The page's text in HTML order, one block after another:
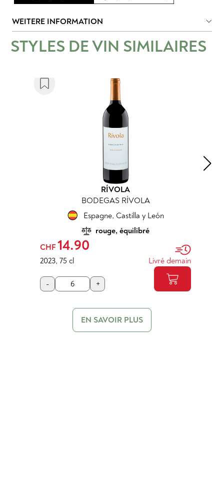
WEITERE INFORMATION
STYLES DE VIN SIMILAIRES
RÍVOLA
BODEGAS RÍVOLA
Espagne, Castilla y León
rouge, équilibré
CHF 14.90
2023, 75 cl Livré demain
- +
EN SAVOIR PLUS